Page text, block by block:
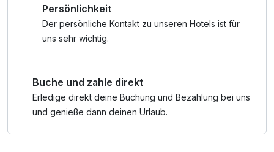
Persönlichkeit
Der persönliche Kontakt zu unseren Hotels ist für
uns sehr wichtig.
Buche und zahle direkt
Erledige direkt deine Buchung und Bezahlung bei uns
und genieße dann deinen Urlaub.